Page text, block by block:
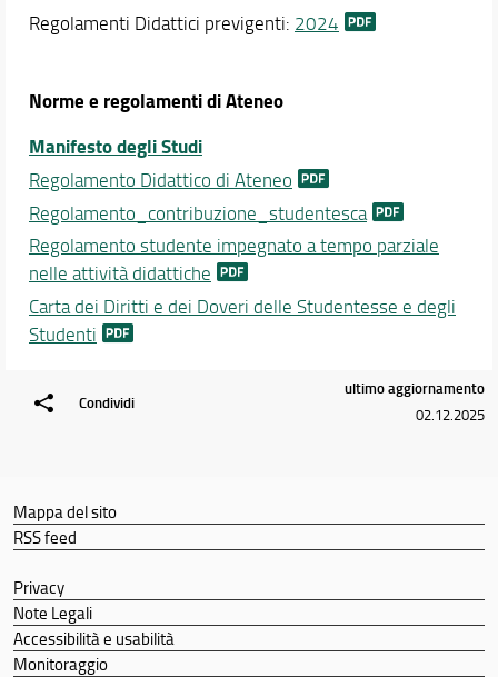
Per laurearsi
Per le aziende
Didattica
Orario e calendari
Regolamenti Didattici previgenti: 2024
Norme e regolamenti di Ateneo
Manifesto degli Studi
Regolamento Didattico di Ateneo
Regolamento_contribuzione_studentesca
Regolamento studente impegnato a tempo parziale
nelle attività didattiche
Carta dei Diritti e dei Doveri delle Studentesse e degli
Studenti
Condividi
ultimo aggiornamento
02.12.2025
Mappa del sito
RSS feed
Privacy
Note Legali
Accessibilità e usabilità
Monitoraggio